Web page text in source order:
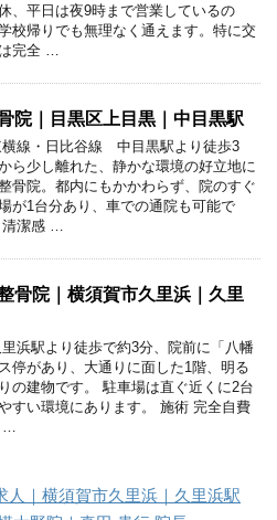
、平日は夜9時まで営業しているの
校帰りでも無理なく通えます。特に交
完全 …
院｜目黒区上目黒｜中目黒駅
横線・日比谷線 中目黒駅より徒歩3
ら少し離れた、静かな環境の好立地に
骨院。都内にもかかわらず、院のすぐ
が1台分あり、車での通院も可能で
潔感 …
骨院｜横須賀市久里浜｜久里
浜駅より徒歩で約3分、院前に「八幡
停があり、大通りに面した1階、明る
の建物です。 駐車場は直ぐ近くに2台
すい環境にあります。 施術 完全自費
人｜横須賀市久里浜｜久里浜駅